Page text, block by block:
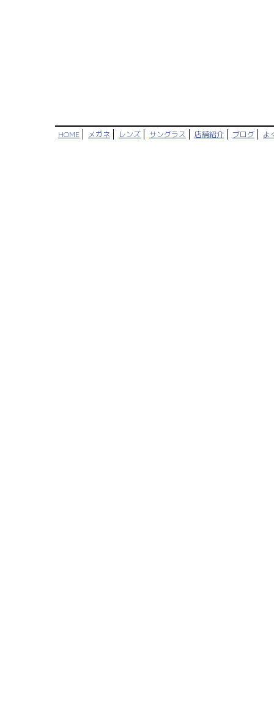
HOME メガネ レンズ サングラス 店舗紹介 ブログ よ